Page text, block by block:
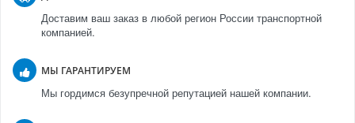
Доставим ваш заказ в любой регион России транспортной
компанией.
МЫ ГАРАНТИРУЕМ
Мы гордимся безупречной репутацией нашей компании.